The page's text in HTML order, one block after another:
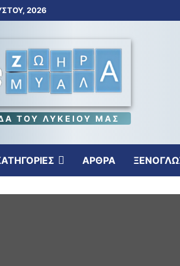
2026
ΤΟΥ ΛΥΚΕΙΟΥ ΜΑΣ
ΑΡΘΡΑ